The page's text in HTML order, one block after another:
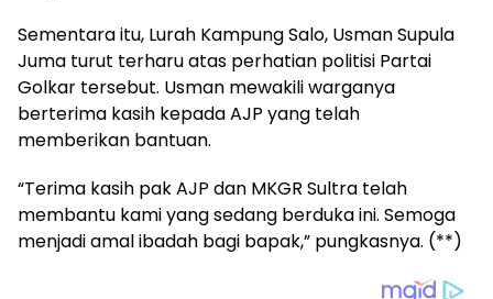
Sementara itu, Lurah Kampung Salo, Usman Supula
Juma turut terharu atas perhatian politisi Partai
Golkar tersebut. Usman mewakili warganya
berterima kasih kepada AJP yang telah
memberikan bantuan.
“Terima kasih pak AJP dan MKGR Sultra telah
membantu kami yang sedang berduka ini. Semoga
menjadi amal ibadah bagi bapak,” pungkasnya. (**)